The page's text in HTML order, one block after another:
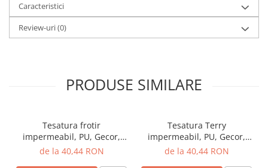
Caracteristici
Review-uri(0)
PRODUSE SIMILARE
Tesatura frotir
impermeabil, PU, Gecor,
latime 203 cm, 160 gr/mp,
de la 40,44 RON
Tesatura Terry
impermeabil, PU, Gecor,
latime 203 cm, 160 gr/mp,
de la 40,44 RON